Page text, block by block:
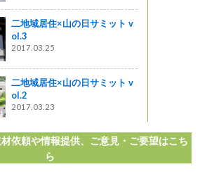
二地域居住×山の日サミット v
ol.3
2017.03.25
二地域居住×山の日サミット v
ol.2
2017.03.23
依頼や情報提供、ご意見・ご要望はこち
ら